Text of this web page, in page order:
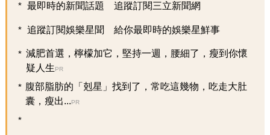
最即時的新聞話題 追蹤訂閱三立新聞網
追蹤訂閱娛樂星聞 給你最即時的娛樂星鮮事
減肥首選，檸檬加它，堅持一週，腰細了，瘦到你懷
疑人生PR
腹部脂肪的「剋星」找到了，常吃這幾物，吃走大肚
囊，瘦出...PR